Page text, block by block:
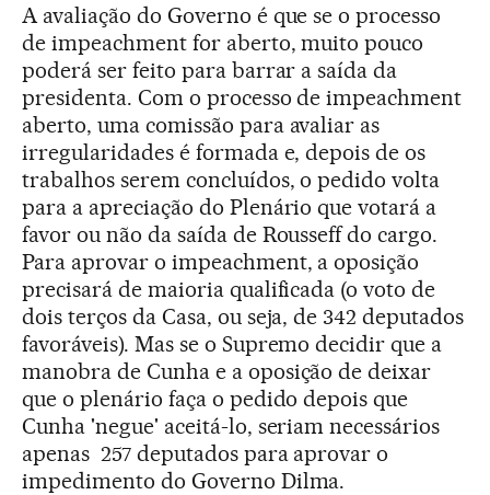
A avaliação do Governo é que se o processo
de impeachment for aberto, muito pouco
poderá ser feito para barrar a saída da
presidenta. Com o processo de impeachment
aberto, uma comissão para avaliar as
irregularidades é formada e, depois de os
trabalhos serem concluídos, o pedido volta
para a apreciação do Plenário que votará a
favor ou não da saída de Rousseff do cargo.
Para aprovar o impeachment, a oposição
precisará de maioria qualificada (o voto de
dois terços da Casa, ou seja, de 342 deputados
favoráveis). Mas se o Supremo decidir que a
manobra de Cunha e a oposição de deixar
que o plenário faça o pedido depois que
Cunha 'negue' aceitá-lo, seriam necessários
apenas 257 deputados para aprovar o
impedimento do Governo Dilma.